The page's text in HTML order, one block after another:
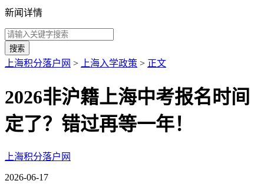
新闻详情
搜索
上海积分落户网 > 上海入学政策 > 正文
2026非沪籍上海中考报名时间
定了？错过再等一年！
上海积分落户网
2026-06-17